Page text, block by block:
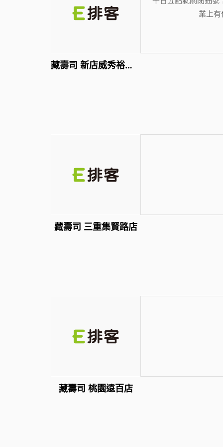
業上有
藏壽司 新店威秀裕隆店
藏壽司 三重集賢路店
藏壽司 桃園遠百店